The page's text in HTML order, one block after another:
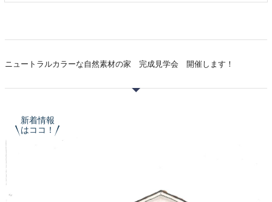
ニュートラルカラーな自然素材の家 完成見学会 開催します！
新着情報
はココ！